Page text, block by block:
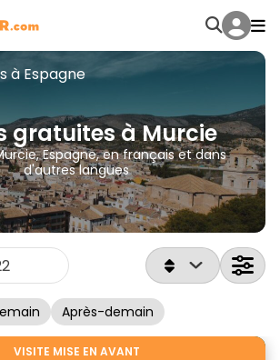
à Espagne
gratuites à Murcie
Espagne, en français et dans
d'autres langues
Après-demain
VISITE MISE EN AVANT